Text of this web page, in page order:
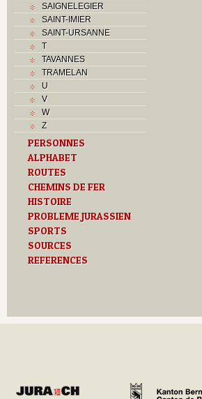
Problème jurassien
R
S
T
Textes
SAIGNELEGIER
SAINT-IMIER
SAINT-URSANNE
T
TAVANNES
TRAMELAN
U
V
W
Z
PERSONNES
ALPHABET
ROUTES
CHEMINS DE FER
HISTOIRE
PROBLEME JURASSIEN
SPORTS
SOURCES
REFERENCES